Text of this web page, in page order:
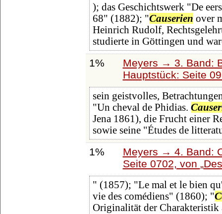
); das Geschichtswerk "De
68" (1882); "Causerien over
Heinrich Rudolf,
studierte in Göttingen und
1%
Meyers → 3. Band:
Hauptstück: Seite
sein geistvolles,
"Un cheval de Phidias.
Jena 1861), die Frucht einer
sowie seine "Études de
1%
Meyers → 4. Band:
Seite 0702, von
" (1857); "Le mal et le bien
vie des comédiens" (1860); "
Originalität der